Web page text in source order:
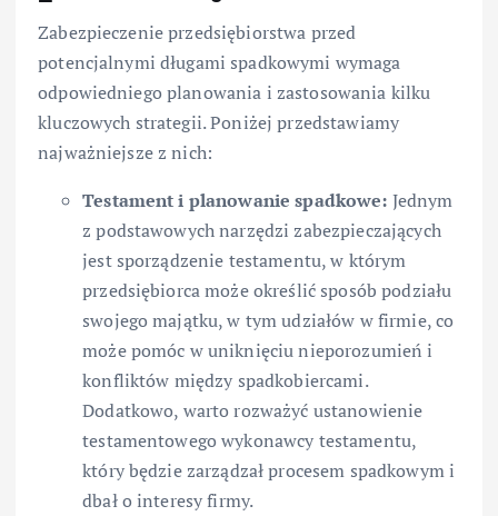
Zabezpieczenie przedsiębiorstwa przed
potencjalnymi długami spadkowymi wymaga
odpowiedniego planowania i zastosowania kilku
kluczowych strategii. Poniżej przedstawiamy
najważniejsze z nich:
Testament i planowanie spadkowe: Jednym
z podstawowych narzędzi zabezpieczających
jest sporządzenie testamentu, w którym
przedsiębiorca może określić sposób podziału
swojego majątku, w tym udziałów w firmie, co
może pomóc w uniknięciu nieporozumień i
konfliktów między spadkobiercami.
Dodatkowo, warto rozważyć ustanowienie
testamentowego wykonawcy testamentu,
który będzie zarządzał procesem spadkowym i
dbał o interesy firmy.